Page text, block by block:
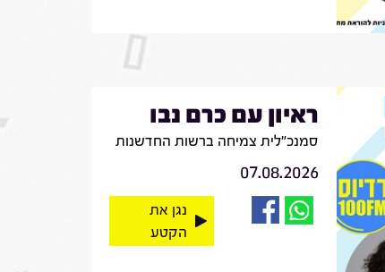
ראיון עם כרם נבו
סמנכ"לית צמיחה ברשות החדשנות
07.08.2026
נגן את
הקטע